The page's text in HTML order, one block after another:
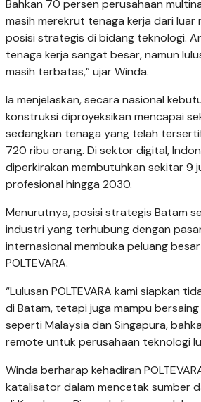
Bahkan 70 persen perusahaan
masih merekrut tenaga kerja dari luar
posisi strategis di bidang teknologi.
tenaga kerja sangat besar, namun
masih terbatas,” ujar Winda.
Ia menjelaskan, secara nasional
konstruksi diproyeksikan mencapai
sedangkan tenaga yang telah
720 ribu orang. Di sektor digital,
diperkirakan membutuhkan sekitar 9
profesional hingga 2030.
Menurutnya, posisi strategis Batam
industri yang terhubung dengan
internasional membuka peluang
POLTEVARA.
“Lulusan POLTEVARA kami siapkan
di Batam, tetapi juga mampu bersaing
seperti Malaysia dan Singapura,
remote untuk perusahaan teknologi
Winda berharap kehadiran
katalisator dalam mencetak sumber